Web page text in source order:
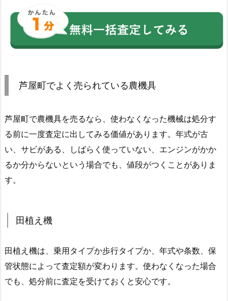
芦屋町でよく売られている農機具
芦屋町で農機具を売るなら、使わなくなった機械は処分す
る前に一度査定に出してみる価値があります。年式が古
い、サビがある、しばらく使っていない、エンジンがかか
るか分からないという場合でも、値段がつくことがありま
す。
田植え機
田植え機は、乗用タイプか歩行タイプか、年式や条数、保
管状態によって査定額が変わります。使わなくなった場合
でも、処分前に査定を受けておくと安心です。